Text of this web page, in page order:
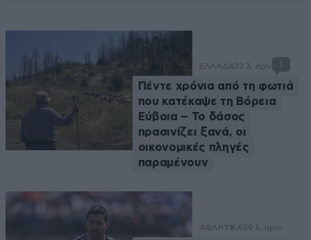
ΕΛΛΑΔΑ33 λ. πριν 1
Πέντε χρόνια από τη φωτιά
που κατέκαψε τη Βόρεια
Εύβοια – Το δάσος
πρασινίζει ξανά, οι
οικονομικές πληγές
παραμένουν
ΑΘΛΗΤΙΚΑ39 λ. πριν